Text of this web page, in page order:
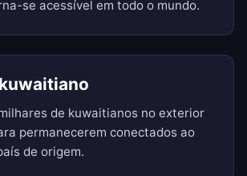
se acessível em todo o mundo.
de kuwaitianos no exterior
permanecerem conectados ao
de origem.